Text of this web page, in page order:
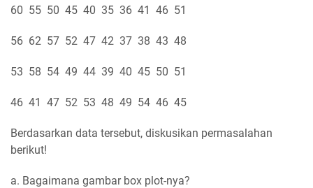
60 55 50 45 40 35 36 41 46 51
56 62 57 52 47 42 37 38 43 48
53 58 54 49 44 39 40 45 50 51
46 41 47 52 53 48 49 54 46 45
Berdasarkan data tersebut, diskusikan permasalahan
berikut!
a. Bagaimana gambar box plot-nya?